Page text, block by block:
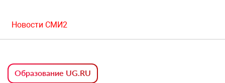
Новости СМИ2
Образование UG.RU